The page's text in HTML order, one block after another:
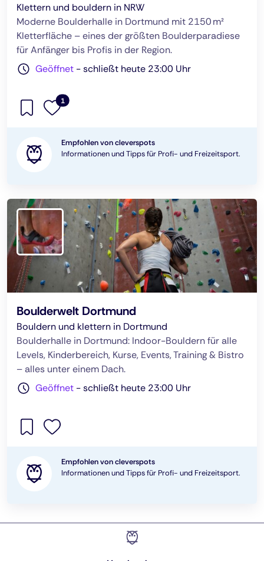
Klettern und bouldern in NRW
Moderne Boulderhalle in Dortmund mit 2150 m²
Kletterfläche – eines der größten Boulderparadiese
für Anfänger bis Profis in der Region.
Geöffnet -schließt heute 23:00 Uhr
1
Empfohlen von cleverspots
Informationen und Tipps für Profi- und Freizeitsport.
Boulderwelt Dortmund
Bouldern und klettern in Dortmund
Boulderhalle in Dortmund: Indoor-Bouldern für alle
Levels, Kinderbereich, Kurse, Events, Training & Bistro
– alles unter einem Dach.
Geöffnet -schließt heute 23:00 Uhr
Empfohlen von cleverspots
Informationen und Tipps für Profi- und Freizeitsport.